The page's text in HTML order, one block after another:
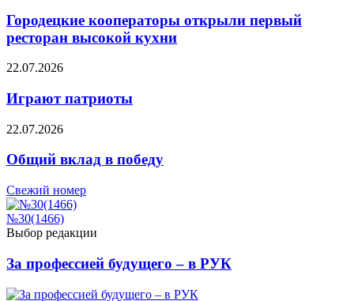
Городецкие кооператоры открыли первый
ресторан высокой кухни
22.07.2026
Играют патриоты
22.07.2026
Общий вклад в победу
Свежий номер
№30(1466)
Выбор редакции
За профессией будущего – в РУК